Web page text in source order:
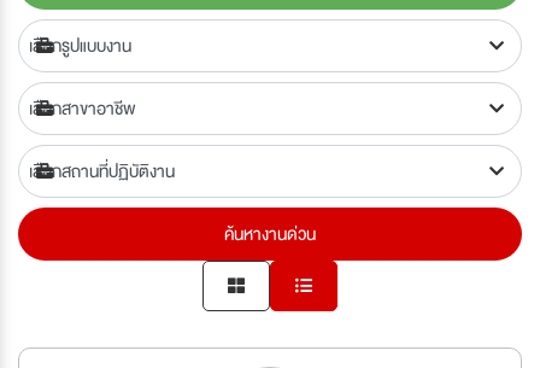
ค้นหางานด่วน